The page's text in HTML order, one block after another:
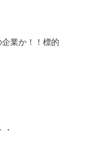
業か！！標的